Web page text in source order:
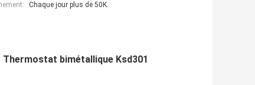
Chaque jour plus de 50K.
bimétallique Ksd301